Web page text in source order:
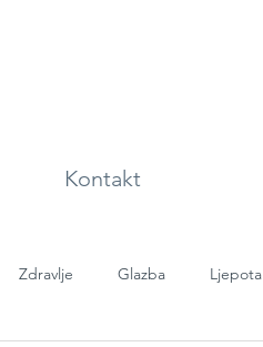
Kontakt
Zdravlje Glazba Ljepota